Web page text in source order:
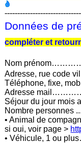
Données de
compléter et
Nom
Adresse, rue
Téléphone, fixe,
Adresse
Séjour du jour
Nombre personnes
• Animal de
si oui, voir page >
• Véhicule, 1 ou